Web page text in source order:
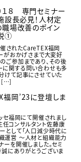
１８ 専門セミナー
設長必見！人材定
場改善のポイン
①
されたCareTEX福岡
がおかげさまで大変好
ご参加まであり、その後
に関する問い合わせも多
けて記事にさせていた
[…]
福岡’23に登壇しま
セ福岡にて開催されまし
コンサルタント佐藤康
として「人口減少時代に
運営 ～人材と組織能力
を開催しました。セミ
にありがとうございま